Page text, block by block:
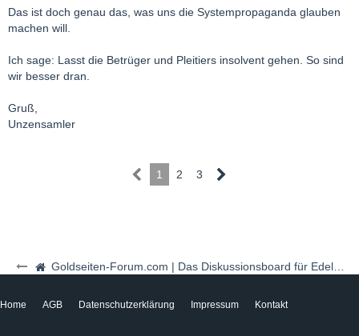
Goldseiten-Forum.com | Das Diskussionsboard für Edelmetalle & Rohstoffe
Das ist doch genau das, was uns die Systempropaganda glauben
machen will.
Ich sage: Lasst die Betrüger und Pleitiers insolvent gehen. So sind
wir besser dran.
Gruß,
Unzensamler
1 2 3
Home AGB Datenschutzerklärung Impressum Kontakt